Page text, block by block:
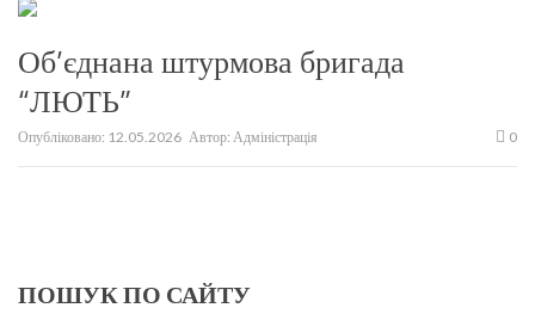
Об’єднана штурмова бригада
“ЛЮТЬ”
Опубліковано: 12.05.2026 Автор: Адміністрація 0
ПОШУК ПО САЙТУ